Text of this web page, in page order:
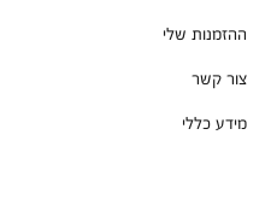
ההזמנות שלי
צור קשר
מידע כללי